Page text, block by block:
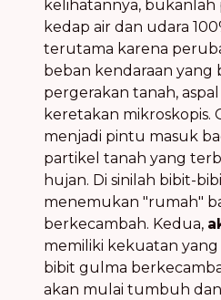
kelihatannya,
kedap air dan udara
terutama karena
beban kendaraan yang
pergerakan tanah,
keretakan mikroskopis.
menjadi pintu masuk
partikel tanah yang
hujan. Di sinilah bibit-
menemukan "rumah"
berkecambah. Kedua,
memiliki kekuatan yang
bibit gulma
akan mulai tumbuh